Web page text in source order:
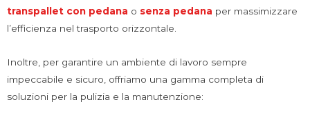
transpallet con pedana o senza pedana per massimizzare
l’efficienza nel trasporto orizzontale.
Inoltre, per garantire un ambiente di lavoro sempre
impeccabile e sicuro, offriamo una gamma completa di
soluzioni per la pulizia e la manutenzione: